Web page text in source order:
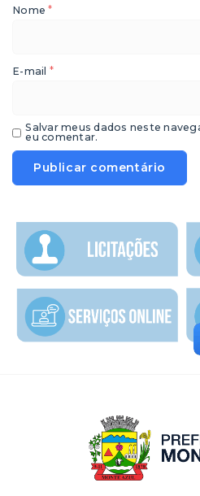
Nome*
E-mail *
Salvar meus dados neste
eu comentar.